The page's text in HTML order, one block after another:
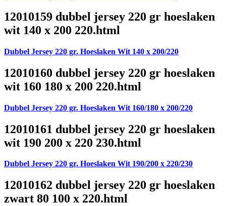
12010159 dubbel jersey 220 gr hoeslaken
wit 140 x 200 220.html
Dubbel Jersey 220 gr. Hoeslaken Wit 140 x 200/220
12010160 dubbel jersey 220 gr hoeslaken
wit 160 180 x 200 220.html
Dubbel Jersey 220 gr. Hoeslaken Wit 160/180 x 200/220
12010161 dubbel jersey 220 gr hoeslaken
wit 190 200 x 220 230.html
Dubbel Jersey 220 gr. Hoeslaken Wit 190/200 x 220/230
12010162 dubbel jersey 220 gr hoeslaken
zwart 80 100 x 220.html